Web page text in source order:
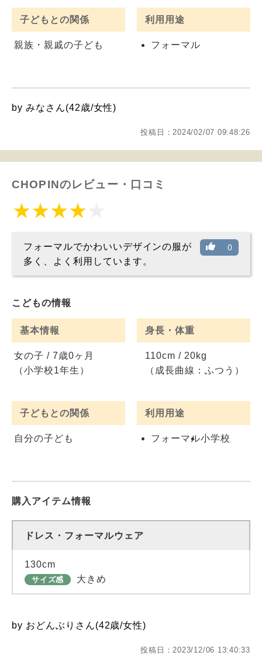
子どもとの関係
親族・親戚の子ども
利用用途
フォーマル
by みなさん(42歳/女性)
投稿日：2024/02/07 09:48:26
CHOPINのレビュー・口コミ
0
フォーマルでかわいいデザインの服が
多く、よく利用しています。
こどもの情報
基本情報
女の子 / 7歳0ヶ月
（小学校1年生）
身長・体重
110cm / 20kg
（成長曲線：ふつう）
子どもとの関係
自分の子ども
利用用途
フォーマル小学校
購入アイテム情報
ドレス・フォーマルウェア
130cm
サイズ感 大きめ
by おどんぶりさん(42歳/女性)
投稿日：2023/12/06 13:40:33